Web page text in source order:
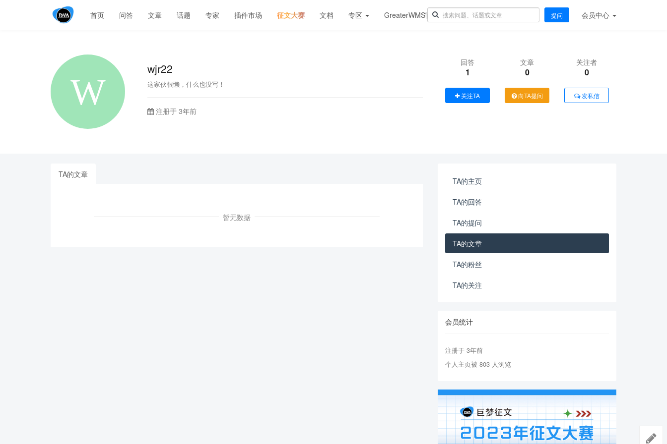
首页 问答 文章 话题 专家 插件市场 征文大赛 文档 专区 GreaterWMS官网 提问 会员中心
wjr22
这家伙很懒，什么也没写！
注册于 3年前
回答
1
文章
0
关注者
0
关注TA 向TA提问 发私信
TA的文章
暂无数据
TA的主页
TA的回答
TA的提问
TA的文章
TA的粉丝
TA的关注
会员统计
注册于 3年前
个人主页被 803 人浏览